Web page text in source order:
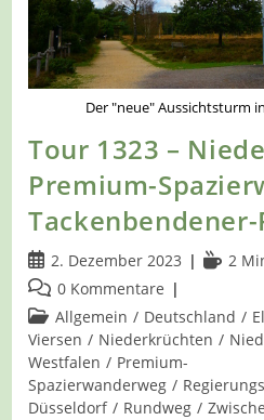
Der "neue" Aussichtsturm
Tour 1323 –
Premium-
Tackenbendener-
Beitrag
veröffentlicht:
2. Dezember 2023
2
Beitrags-
Kommentare:
0 Kommentare
Beitrags-
Kategorie:
Allgemein / Deutschland /
Viersen / Niederkrüchten /
Westfalen / Premium-
Spazierwanderweg /
Düsseldorf / Rundweg /